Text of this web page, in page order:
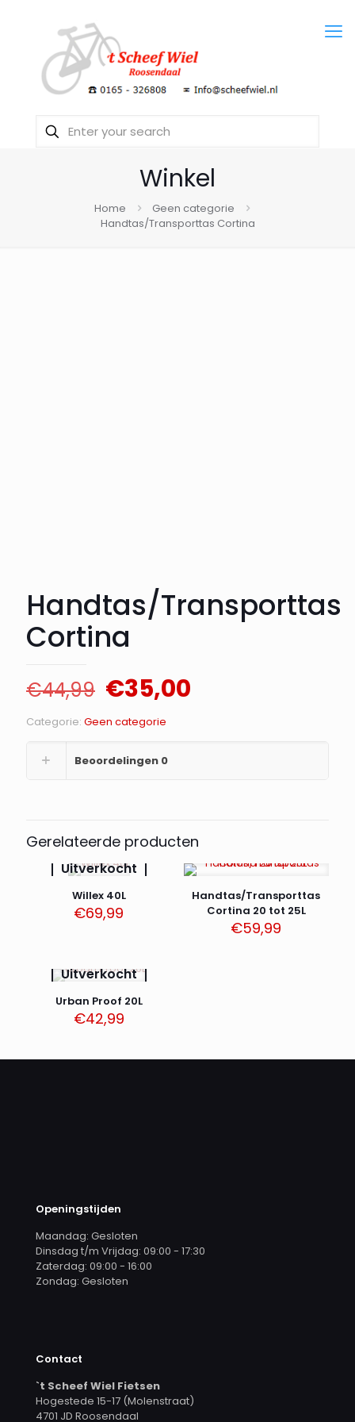
Winkel
Home
Geen categorie
Handtas/Transporttas Cortina
Handtas/Transporttas
Cortina
€44,99 Oorspronkelijke
prijs
was:
€44,99.
€35,00
Categorie: Geen categorie
Beoordelingen 0
Gerelateerde producten
Uitverkocht
Willex 40L
€69,99
Handtas/Transporttas
Cortina 20 tot 25L
€59,99
Uitverkocht
Urban Proof 20L
€42,99
Openingstijden
Maandag: Gesloten
Dinsdag t/m Vrijdag: 09:00 - 17:30
Zaterdag: 09:00 - 16:00
Zondag: Gesloten
Contact
`t Scheef Wiel Fietsen
Hogestede 15-17 (Molenstraat)
4701 JD Roosendaal